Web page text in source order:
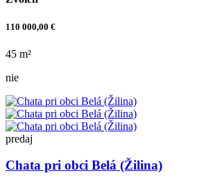
110 000,00 €
45 m²
nie
predaj
Chata pri obci Belá (Žilina)